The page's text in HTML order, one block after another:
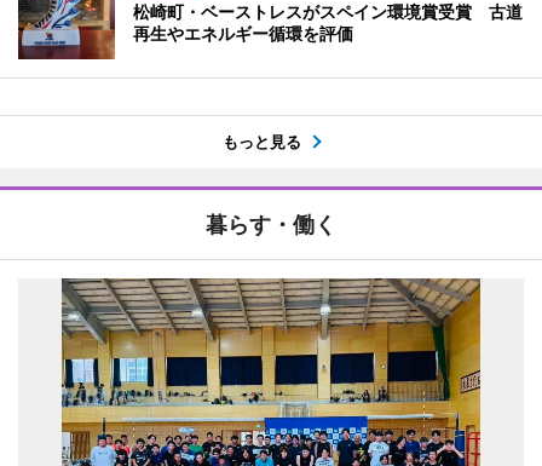
松崎町・ベーストレスがスペイン環境賞受賞 古道
再生やエネルギー循環を評価
もっと見る
暮らす・働く